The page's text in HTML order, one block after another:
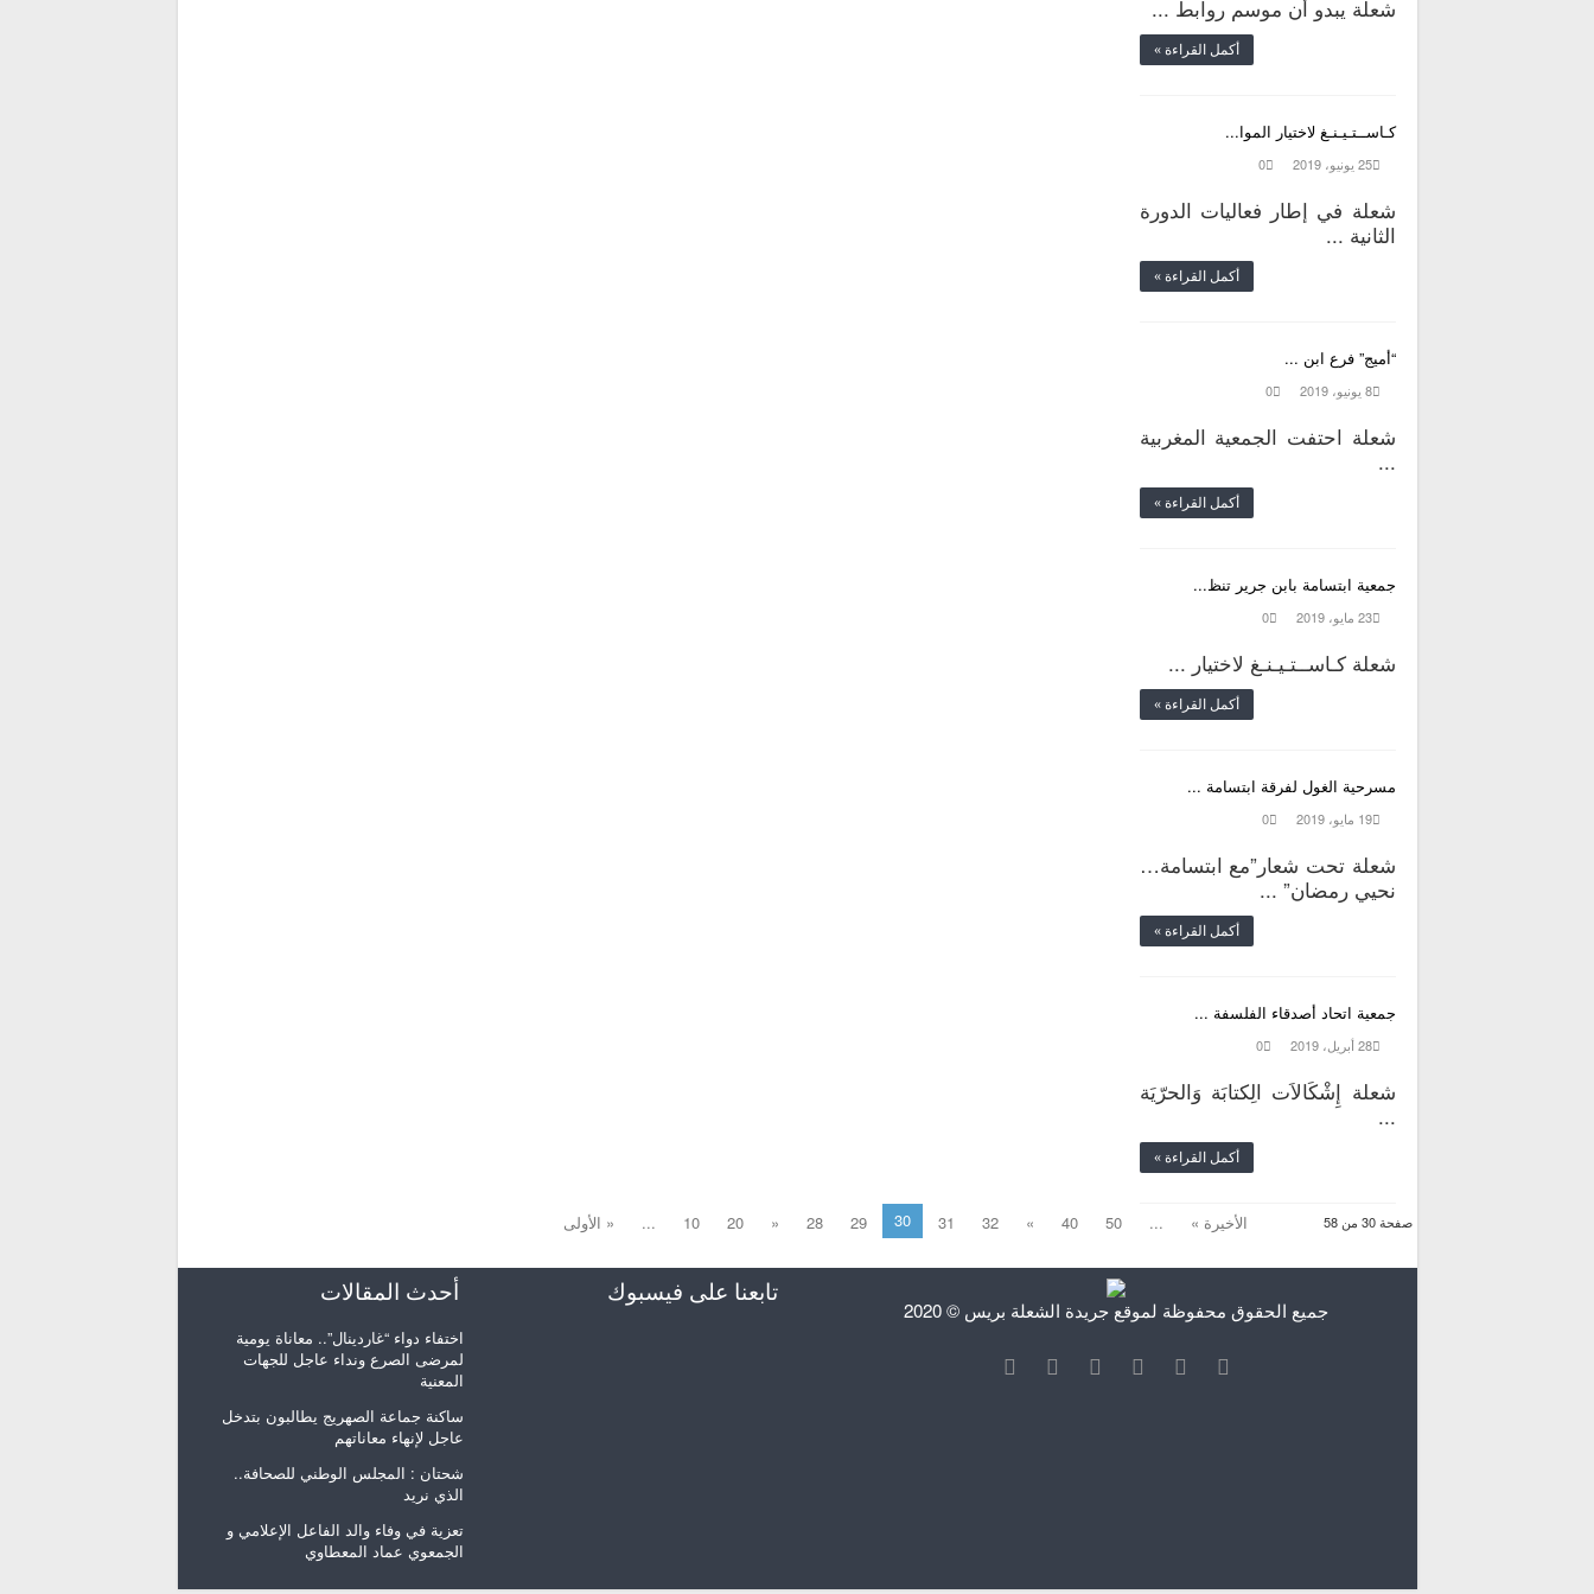
شعلة يبدو أن موسم روابط ...
أكمل القراءة »
كـاســتـيـنـغ لاختيار الموا...
25 يونيو، 2019 0
شعلة في إطار فعاليات الدورة
الثانية ...
أكمل القراءة »
“أميج” فرع ابن ...
8 يونيو، 2019 0
شعلة احتفت الجمعية المغربية
...
أكمل القراءة »
جمعية ابتسامة بابن جرير تنظ...
23 مايو، 2019 0
شعلة كـاســتـيـنـغ لاختيار ...
أكمل القراءة »
مسرحية الغول لفرقة ابتسامة ...
19 مايو، 2019 0
شعلة تحت شعار”مع ابتسامة…
نحيي رمضان” ...
أكمل القراءة »
جمعية اتحاد أصدقاء الفلسفة ...
28 أبريل، 2019 0
شعلة إِشْكَالاَت الِكتابَة وَالحرّيَة
...
أكمل القراءة »
صفحة 30 من 58 « الأولى ... 10 20 « 28 29 30 31 32 » 40 50 ... الأخيرة »
أحدث المقالات
اختفاء دواء “غاردينال”.. معاناة يومية
لمرضى الصرع ونداء عاجل للجهات
المعنية
ساكنة جماعة الصهريج يطالبون بتدخل
عاجل لإنهاء معاناتهم
شحتان : المجلس الوطني للصحافة..
الذي نريد
تعزية في وفاء والد الفاعل الإعلامي و
الجمعوي عماد المعطاوي
تابعنا على فيسبوك
جميع الحقوق محفوظة لموقع جريدة الشعلة بريس © 2020